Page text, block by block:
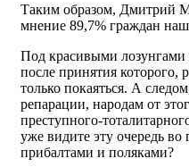
Таким образом, Дмитрий
мнение 89,7% граждан
Под красивыми лозунгами
после принятия которого,
только покаяться. А
репарации, народам от
преступного-
уже видите эту очередь
прибалтами и поляками?